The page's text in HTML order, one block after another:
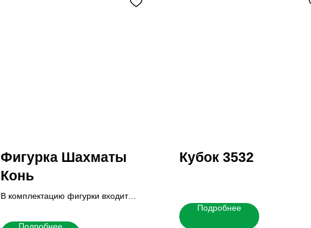
Фигурка Шахматы
Конь
В комплектацию фигурки входит
Итоговую стоимость Вы можете узнать
Кубок 3532
Подробнее